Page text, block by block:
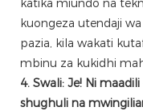
katika miundo na
kuongeza utendaji
pazia, kila wakati
mbinu za kukidhi
4. Swali: Je! Ni
shughuli na